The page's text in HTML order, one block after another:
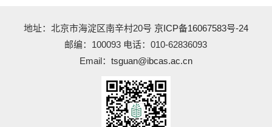
地址：北京市海淀区南辛村20号 京ICP备16067583号-24
邮编：100093 电话：010-62836093
Email： tsguan@ibcas.ac.cn